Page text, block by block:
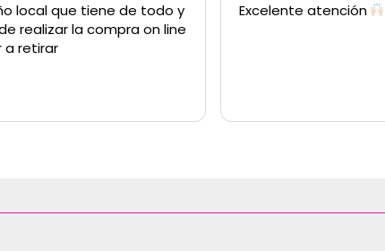
local que tiene de todo y
realizar la compra on line
a retirar
Excelente atención